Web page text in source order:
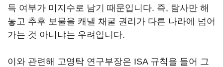
득 여부가 미지수로 남기 때문입니다. 즉, 탐사만 해
놓고 추후 보물을 캐낼 채굴 권리가 다른 나라에 넘어
가는 것 아니냐는 우려입니다.
이와 관련해 고영탁 연구부장은 ISA 규칙을 들어 그